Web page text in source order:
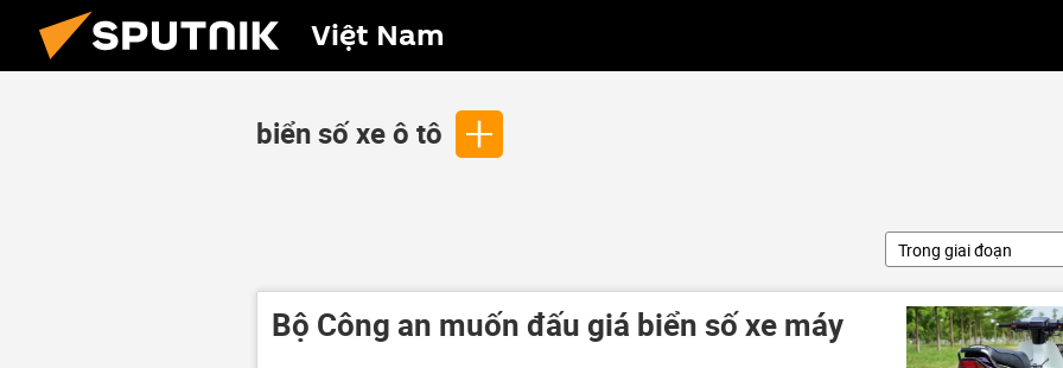
Việt Nam
biển số xe ô tô
Trong giai đoạn
Bộ Công an muốn đấu giá biển số xe máy